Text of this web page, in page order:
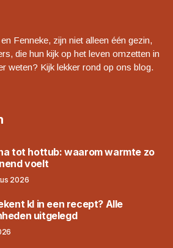
Fenneke, zijn niet alleen één gezin,
die hun kijk op het leven omzetten in
weten? Kijk lekker rond op ons blog.
tot hottub: waarom warmte zo
voelt
2026
kl in een recept? Alle
uitgelegd